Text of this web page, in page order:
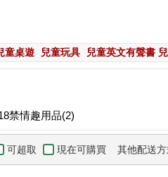
童桌遊 兒童玩具 兒童英文有聲書
禁情趣用品(2)
可超取 現在可購買 其他配送